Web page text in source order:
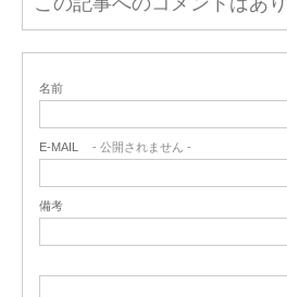
名前
E-MAIL - 公開されません -
備考